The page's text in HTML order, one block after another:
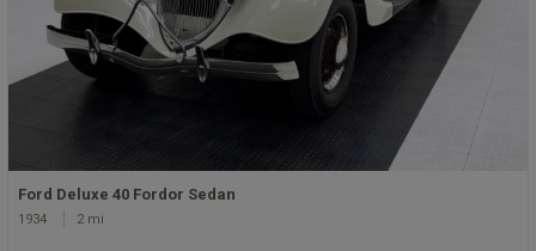
Ford Deluxe 40 Fordor Sedan
1934 2 mi